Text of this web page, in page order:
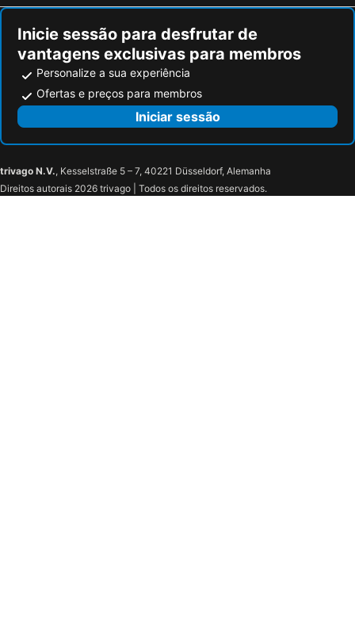
Inicie sessão para desfrutar de
vantagens exclusivas para membros
Personalize a sua experiência
Ofertas e preços para membros
Iniciar sessão
trivago N.V., Kesselstraße 5 – 7, 40221 Düsseldorf, Alemanha
Direitos autorais 2026 trivago | Todos os direitos reservados.